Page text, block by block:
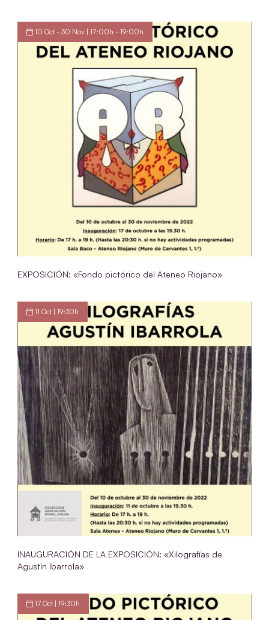
10 Oct - 30 Nov | 17:00h - 19:00h
EXPOSICIÓN: «Fondo pictórico del Ateneo Riojano»
11 Oct | 19:30h
INAUGURACIÓN DE LA EXPOSICIÓN: «Xilografías de
Agustín Ibarrola»
17 Oct | 19:30h